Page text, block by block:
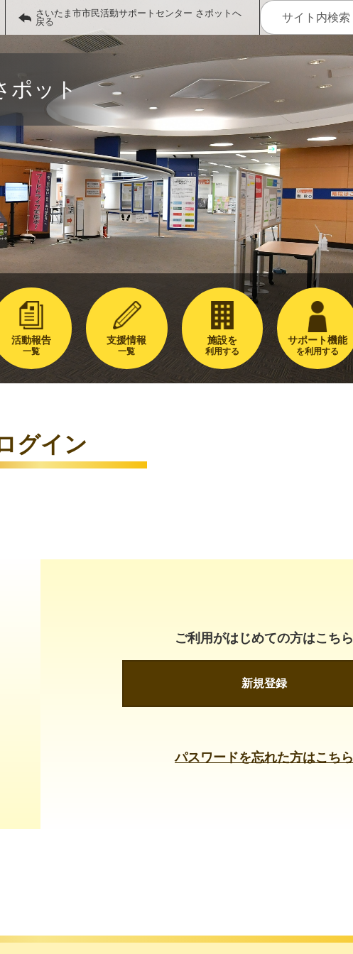
さいたま市市民活動サポートセンター さポットへ
戻る
ポット
活動報告
一覧
支援情報
一覧
施設を
利用する
サポート機能
を利用する
グイン
ご利用がはじめての方はこちら
新規登録
パスワードを忘れた方はこちら